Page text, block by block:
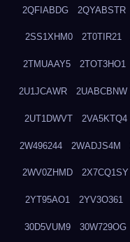
2QFIABDG 2QYABSTR
2SS1XHM0 2T0TIR21
2TMUAAY5 2TOT3HO1
2U1JCAWR 2UABCBNW
2UT1DWVT 2VA5KTQ4
2W496244 2WADJS4M
2WV0ZHMD 2X7CQ1SY
2YT95AO1 2YV3O361
30D5VUM9 30W729OG